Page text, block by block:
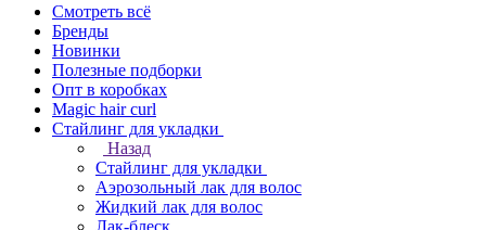
Смотреть всё
Бренды
Новинки
Полезные подборки
Опт в коробках
Magic hair curl
Стайлинг для укладки
Назад
Стайлинг для укладки
Аэрозольный лак для волос
Жидкий лак для волос
Лак-блеск